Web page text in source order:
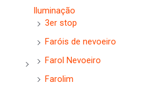
Iluminação
3er stop
Faróis de nevoeiro
Farol Nevoeiro
Farolim